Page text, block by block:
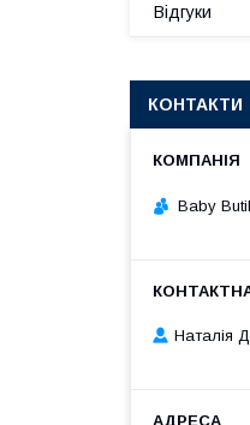
Відгуки
КОНТАКТИ
Baby
Наталія